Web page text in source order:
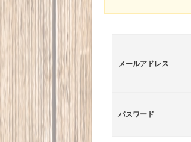
メールアドレス
パスワード